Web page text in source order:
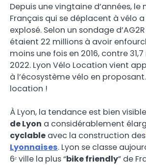
Depuis une vingtaine d’années, le
Français qui se déplacent à vélo
explosé. Selon un sondage
étaient 22 millions à avoir
moins une fois en 2016, contre
2022. Lyon Vélo Location vient
à l’écosystème vélo en
location !
À Lyon, la tendance est bien
de Lyon a considérablement
cyclable avec la construction des
Lyonnaises. Lyon se classe
6ᵉ ville la plus “bike friendly” de